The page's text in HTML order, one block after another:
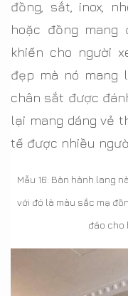
đồng, sắt, inox,
hoặc đồng mang
khiến cho người
đẹp mà nó mang
chân sắt được
lại mang dáng vẻ
tế được nhiều
Mẫu 16: Bàn hành lang
với đó là màu sắc mạ
đáo cho